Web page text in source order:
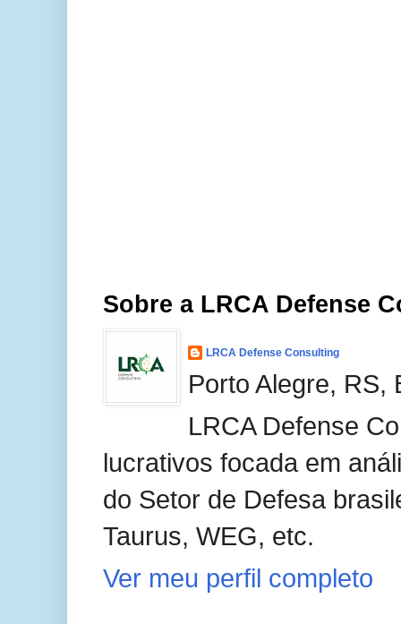
Sobre a LRCA Defense
LRCA Defense Consulting
Porto Alegre, RS,
LRCA Defense
lucrativos focada em
do Setor de Defesa
Taurus, WEG, etc.
Ver meu perfil completo